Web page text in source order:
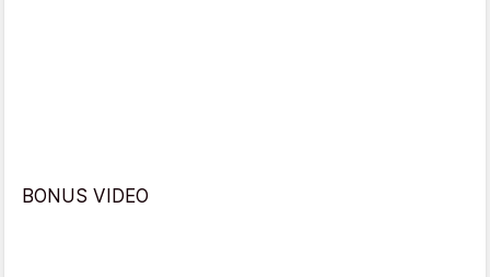
BONUS VIDEO